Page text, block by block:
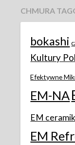
CHMURA
bokashi
Kultury
Efektywne
EM-NA
EM
EM